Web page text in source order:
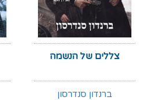
צללים של הנשמה
ברנדון סנדרסון